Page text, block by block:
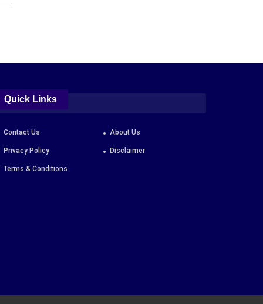
Quick Links
Contact Us About Us
Privacy Policy Disclaimer
Terms & Conditions